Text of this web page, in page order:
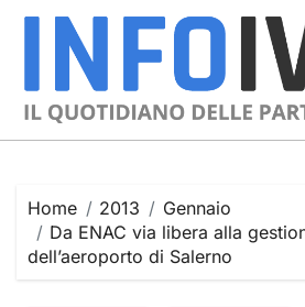
Skip
Home 2013
Gennaio
Da ENAC via libera alla
dell’aeroporto di Salerno